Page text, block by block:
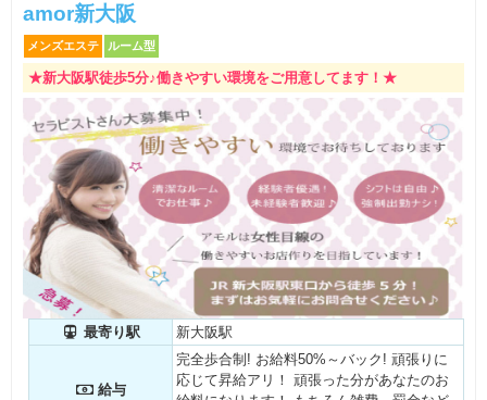
amor新大阪
メンズエステ ルーム型
★新大阪駅徒歩5分♪働きやすい環境をご用意してます！★
最寄り駅 新大阪駅
給与
完全歩合制! お給料50%～バック! 頑張りに
応じて昇給アリ！ 頑張った分があなたのお